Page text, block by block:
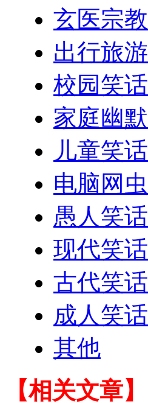
玄医宗教
出行旅游
校园笑话
家庭幽默
儿童笑话
电脑网虫
愚人笑话
现代笑话
古代笑话
成人笑话
其他
【相关文章】